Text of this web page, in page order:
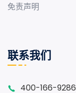
免责声明
联系我们
400-166-9286